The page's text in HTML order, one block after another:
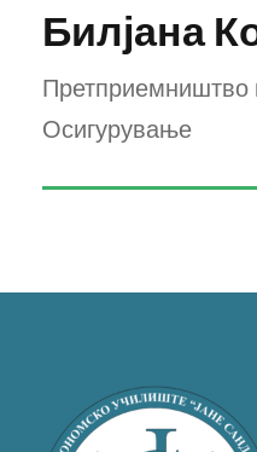
Билјана
Претприемништво
Осигурување